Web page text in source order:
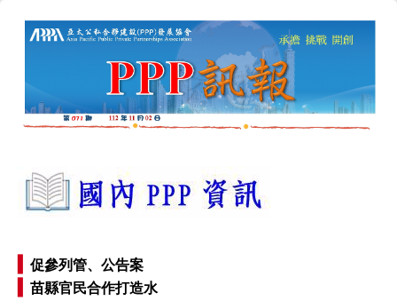
促參列管、公告案
苗縣官民合作打造水